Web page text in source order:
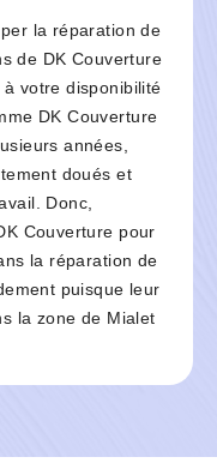
la réparation de
de DK Couverture
votre disponibilité
DK Couverture
années,
doués et
Donc,
Couverture pour
la réparation de
puisque leur
la zone de Mialet